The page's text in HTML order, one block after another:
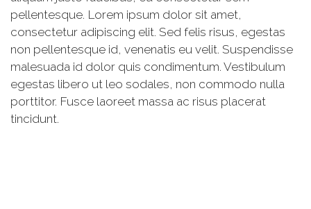
pellentesque. Lorem ipsum dolor sit amet,
consectetur adipiscing elit. Sed felis risus, egestas
non pellentesque id, venenatis eu velit. Suspendisse
malesuada id dolor quis condimentum. Vestibulum
egestas libero ut leo sodales, non commodo nulla
porttitor. Fusce laoreet massa ac risus placerat
tincidunt.